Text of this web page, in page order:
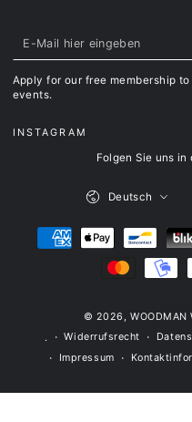
E-
Mail
hier
Apply for our free membership
events.
INSTAGRAM
Folgen Sie uns
© 2026, WOODMAN
.
Widerrufsrecht
Impressum
Deutsch
Zahlungsmöglichkeiten